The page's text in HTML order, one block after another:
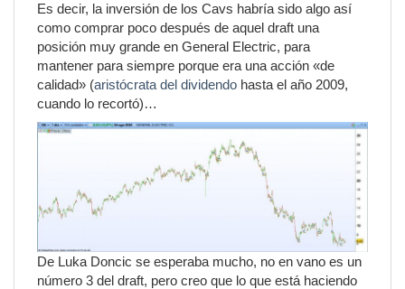
Es decir, la inversión de los Cavs habría sido algo así
como comprar poco después de aquel draft una
posición muy grande en General Electric, para
mantener para siempre porque era una acción «de
calidad» (aristócrata del dividendo hasta el año 2009,
cuando lo recortó)…
De Luka Doncic se esperaba mucho, no en vano es un
número 3 del draft, pero creo que lo que está haciendo